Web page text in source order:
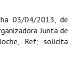
03/04/2013, de
Junta de
Ref; solicita